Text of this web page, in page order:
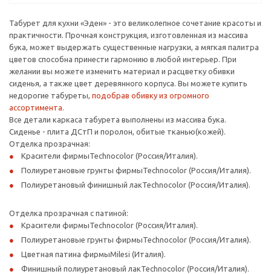
Табурет для кухни «Эден» - это великолепное сочетание красоты и
практичности. Прочная конструкция, изготовленная из массива
бука, может выдержать существенные нагрузки, а мягкая палитра
цветов способна принести гармонию в любой интерьер. При
желании вы можете изменить материал и расцветку обивки
сиденья, а также цвет деревянного корпуса. Вы можете купить
недорогие табуреты, подобрав обивку из огромного
ассортимента.
Все детали каркаса табурета выполнены из массива бука.
Сиденье - плита ДСтП и поролон, обитые тканью(кожей).
Отделка прозрачная:
Красители фирмыTechnocolor (Россия/Италия).
Полиуретановые грунты фирмыTechnocolor (Россия/Италия).
Полиуретановый финишный лакTechnocolor (Россия/Италия).
Отделка прозрачная с патиной:
Красители фирмыTechnocolor (Россия/Италия).
Полиуретановые грунты фирмыTechnocolor (Россия/Италия).
Цветная патина фирмыMilesi (Италия).
Финишный полиуретановый лакTechnocolor (Россия/Италия).